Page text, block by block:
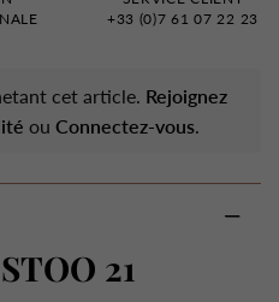
+33 (0)7 61 07 22 23
cet article. Rejoignez
ou Connectez-vous.
21